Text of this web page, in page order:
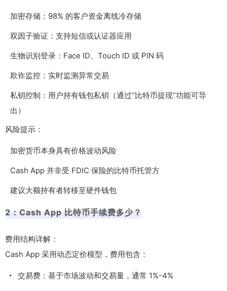
加密存储：98% 的客户资金离线冷存储
双因子验证：支持短信或认证器应用
生物识别登录：Face ID、Touch ID 或 PIN 码
欺诈监控：实时监测异常交易
私钥控制：用户持有钱包私钥（通过“比特币提现”功能可导
出）
风险提示：
加密货币本身具有价格波动风险
Cash App 并非受 FDIC 保险的比特币托管方
建议大额持有者转移至硬件钱包
2：Cash App 比特币手续费多少？
费用结构详解：
Cash App 采用动态定价模型，费用包含：
交易费：基于市场波动和交易量，通常 1%-4%